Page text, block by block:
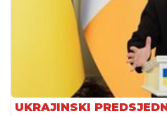
UKRAJINSKI